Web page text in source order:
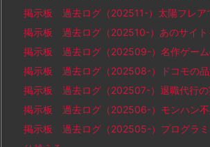
掲示板 過去ログ（202511-）太陽フレア
掲示板 過去ログ（202510-）あのサイト
掲示板 過去ログ（202509-）名作ゲーム
掲示板 過去ログ（202508-）ドコモの
掲示板 過去ログ（202507-）退職代行の
掲示板 過去ログ（202506-）モンハン不
掲示板 過去ログ（202505-）プログラミ